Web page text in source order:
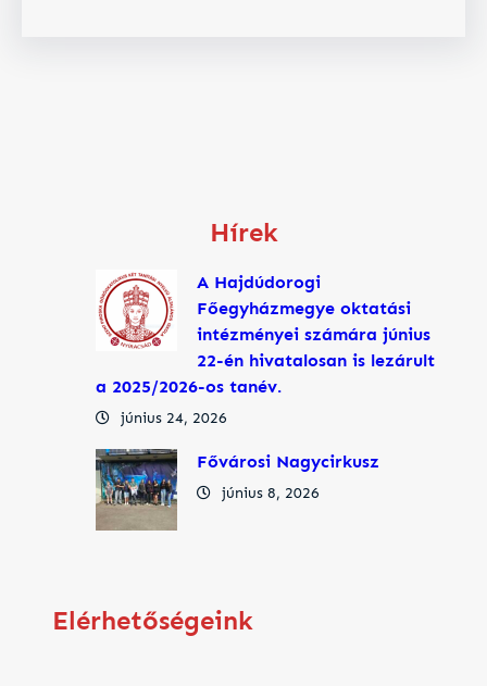
Hírek
A Hajdúdorogi
Főegyházmegye oktatási
intézményei számára június
22-én hivatalosan is lezárult
a 2025/2026-os tanév.
június 24, 2026
Fővárosi Nagycirkusz
június 8, 2026
Elérhetőségeink